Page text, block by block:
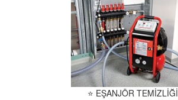
⭐ EŞANJÖR TEMİZLİĞİ